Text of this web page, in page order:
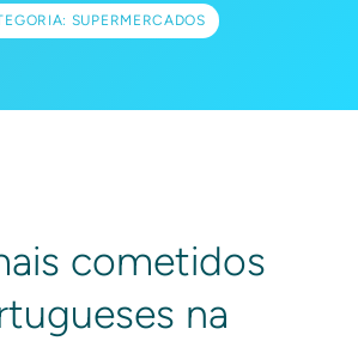
SUPERMERCADOS
cometidos
na